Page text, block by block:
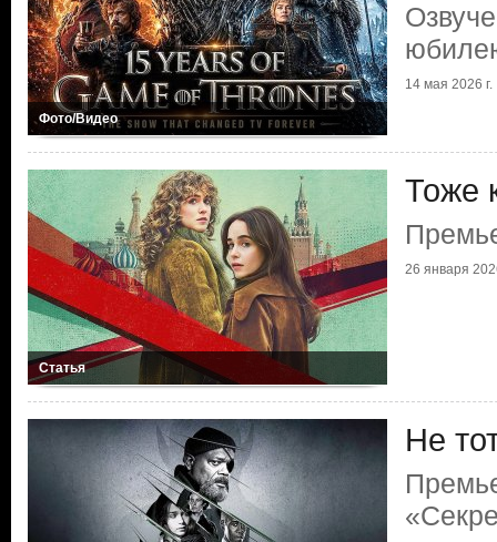
Фото/Видео
14 мая 2026 г.
Статья
Тоже
26 января
Не